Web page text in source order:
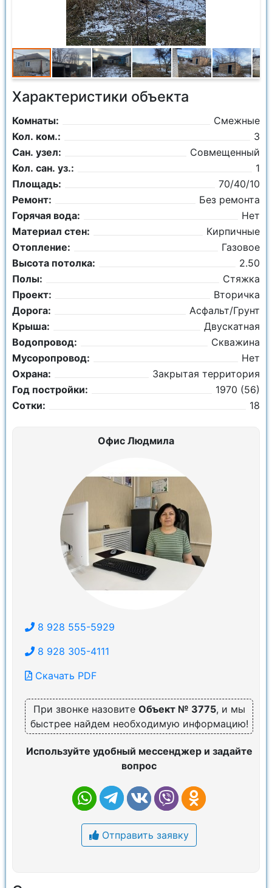
Характеристики объекта
Комнаты:
Смежные
Кол. ком.:
3
Сан. узел:
Совмещенный
Кол. сан. уз.:
1
Площадь:
70/40/10
Ремонт:
Без ремонта
Горячая вода:
Нет
Материал стен:
Кирпичные
Отопление:
Газовое
Высота потолка:
2.50
Полы:
Стяжка
Проект:
Вторичка
Дорога:
Асфальт/Грунт
Крыша:
Двускатная
Водопровод:
Скважина
Мусоропровод:
Нет
Охрана:
Закрытая территория
Год постройки:
1970 (56)
Сотки:
18
Офис Людмила
8 928 555-5929
8 928 305-4111
Скачать PDF
При звонке назовите Объект № 3775, и мы
быстрее найдем необходимую информацию!
Используйте удобный мессенджер и задайте
вопрос
Отправить заявку